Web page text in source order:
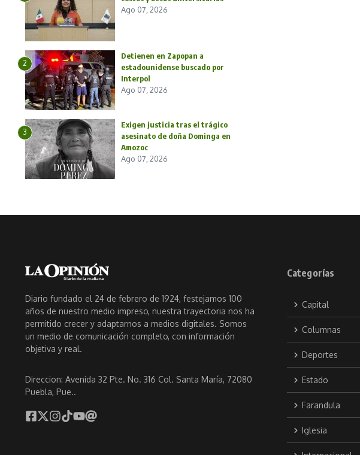
Ago 07, 2026
2
Detienen en Zapopan a
estadounidense buscado por
Interpol
Ago 07, 2026
3
Exigen justicia tras el trágico
asesinato de doña Dominga en
Amozoc
Ago 07, 2026
Diario fundado el 24 de febrero de 1924, festejamos 100
años de nuestro medio impreso, nuestra trayectoria nos ha
permitido crecer y adaptarnos a medios digitales. Somos
un medio de comunicación completo, con información
objetiva y real.
Direccion: Avenida 32 Pte. No. 316 Col. Santa María, 72080
Puebla, Pue..
Categorías
Capital
Columnas
Deportes
Estado
Farandula
Iglesia